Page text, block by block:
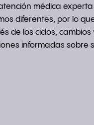
médica
diferentes, por lo
de los ciclos,
informadas sobre